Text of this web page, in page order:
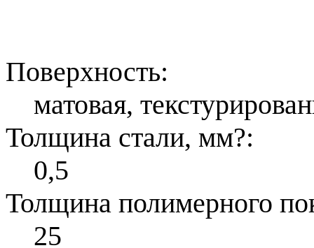
Поверхность:
матовая,
Толщина стали, мм?:
0,5
Толщина полимерного
25